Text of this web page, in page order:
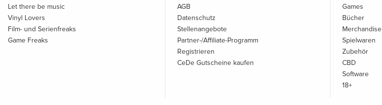
Let there be music
Vinyl Lovers
Film- und Serienfreaks
Game Freaks
AGB
Datenschutz
Stellenangebote
Partner-/Affiliate-Programm
Registrieren
CeDe Gutscheine kaufen
Games
Bücher
Merchandise
Spielwaren
Zubehör
CBD
Software
18+